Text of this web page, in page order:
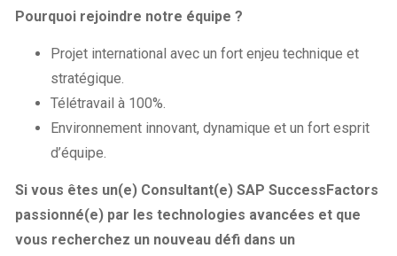
Pourquoi rejoindre notre équipe ?
Projet international avec un fort enjeu technique et
stratégique.
Télétravail à 100%.
Environnement innovant, dynamique et un fort esprit
d’équipe.
Si vous êtes un(e) Consultant(e) SAP SuccessFactors
passionné(e) par les technologies avancées et que
vous recherchez un nouveau défi dans un